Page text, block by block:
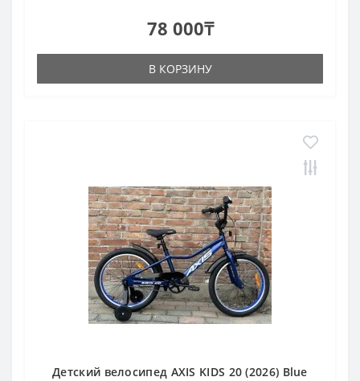
78 000₸
В КОРЗИНУ
Детский велосипед AXIS KIDS 20 (2026) Blue